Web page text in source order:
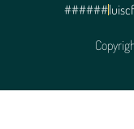
######